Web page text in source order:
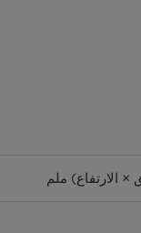
× الارتفاع) ملم